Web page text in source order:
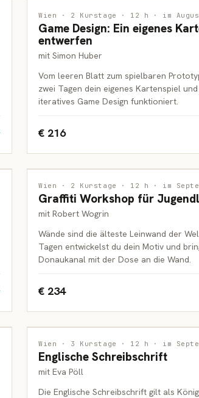
INTERDISZIPLINÄR
JUGENDLICHE & ERWACHSENE
Wien · 2 Kurstage · 12 h · im
Game Design: Ein eigenes
entwerfen
mit Simon Huber
Vom leeren Blatt zum spielbaren
zwei Tagen dein eigenes Kartenspiel
iteratives Game Design funktioniert.
€ 216
MALEREI
JUGENDLICHE
Wien · 2 Kurstage · 12 h · im
Graffiti Workshop für
mit Robert Wogrin
Wände sind die älteste Leinwand der
Tagen entwickelst du dein Motiv und
Donaukanal mit der Dose an die Wand.
€ 234
ZEICHNUNG
ERWACHSENE
Wien · 3 Kurstage · 12 h · im
Englische Schreibschrift
mit Eva Pöll
Die Englische Schreibschrift gilt als